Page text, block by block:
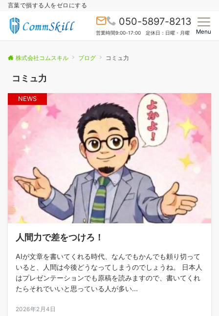
言葉で損する人をゼロにする
050-5897-8213
営業時間9:00-17:00 定休日：日曜・月曜 Menu
株式会社コムスキル ブログ コミュ力
コミュ力
NEWS
人間力で差をつけろ！
AIが文章を書いてくれる時代、なんでもかんでも頼り切って
いると、人間は今後どうなってしまうのでしょうね。 日本人
はプレゼンテーションでも原稿を読みますので、書いてくれ
たらそれでいいと思っている人が多い...
2026年2月4日